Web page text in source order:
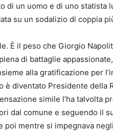
di un uomo e di uno statista
su un sodalizio di coppia
È il peso che Giorgio
di battaglie
alla gratificazione per
è diventato Presidente della
simile l’ha talvolta
dal comune e seguendo il
poi mentre si impegnava